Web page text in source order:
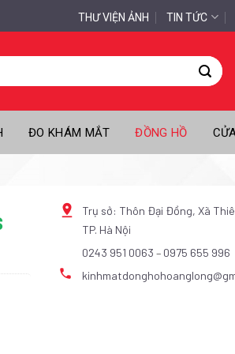
THƯ VIỆN ẢNH TIN TỨC
ĐO KHÁM MẮT ĐỒNG HỒ
Trụ sở: Thôn Đại Đồng, Xã
TP. Hà Nội
0243 951 0063 – 0975 655 996